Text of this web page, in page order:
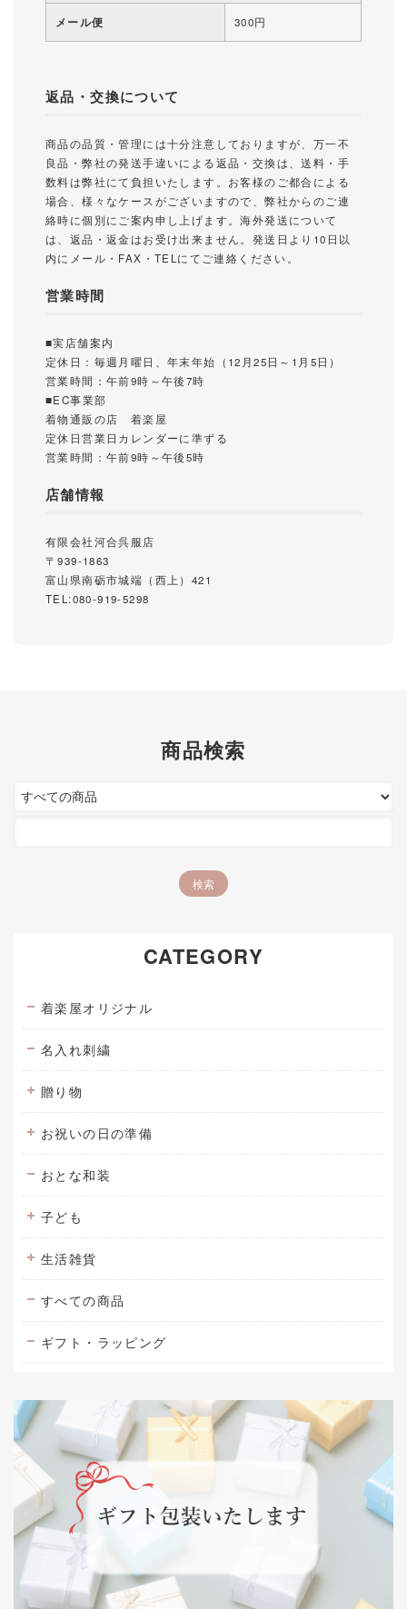
商品検索
CATEGORY
着楽屋オリジナル
名入れ刺繍
贈り物
お祝いの日の準備
おとな和装
子ども
生活雑貨
すべての商品
ギフト・ラッピング
メール便 300円
返品・交換について
商品の品質・管理には十分注意しておりますが、万一不
良品・弊社の発送手違いによる返品・交換は、送料・手
数料は弊社にて負担いたします。お客様のご都合による
場合、様々なケースがございますので、弊社からのご連
絡時に個別にご案内申し上げます。海外発送について
は、返品・返金はお受け出来ません。発送日より10日以
内にメール・FAX・TELにてご連絡ください。
営業時間
■実店舗案内
定休日：毎週月曜日、年末年始（12月25日～1月5日）
営業時間：午前9時～午後7時
■EC事業部
着物通販の店 着楽屋
定休日営業日カレンダーに準ずる
営業時間：午前9時～午後5時
店舗情報
有限会社河合呉服店
〒939-1863
富山県南砺市城端（西上）421
TEL:080-919-5298